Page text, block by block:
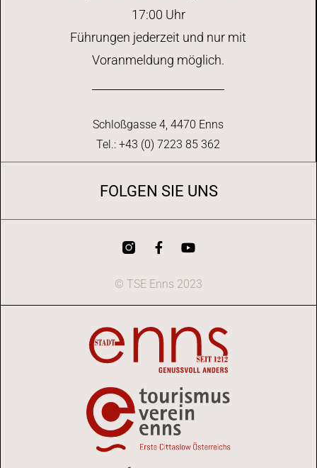
17:00 Uhr
Führungen jederzeit und nur mit
Voranmeldung möglich.
Schloßgasse 4, 4470 Enns
Tel.: +43 (0) 7223 85 362
FOLGEN SIE UNS
© TSE Enns 2023